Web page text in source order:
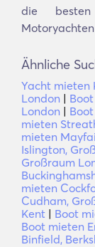
die besten
Ähnliche
Yacht mieten
London |
London |
mieten
mieten
Islington,
Großraum
mieten
Cudham,
Kent | Boot
Boot mieten
Binfield,